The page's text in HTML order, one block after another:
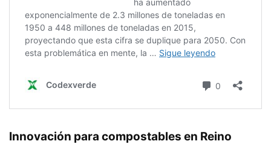
Innovación para compostables en Reino